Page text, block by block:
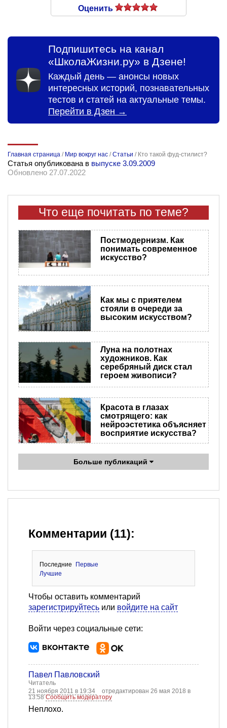
Оценить
Подпишитесь на канал
«ШколаЖизни.ру» в Дзене!
Каждый день — анонсы новых
интересных историй, познавательных
тестов и статей на актуальные темы.
Перейти в Дзен →
Главная страница / Мир вокруг нас /Статьи / Кто такой фуд-стилист?
Статья опубликована в выпуске 3.09.2009
Обновлено 27.07.2022
Что еще почитать по теме?
Постмодернизм. Как
понимать современное
искусство?
Как мы с приятелем
стояли в очереди за
высоким искусством?
Луна на полотнах
художников. Как
серебряный диск стал
героем живописи?
Красота в глазах
смотрящего: как
нейроэстетика объясняет
восприятие искусства?
Больше публикаций
Комментарии (11):
Последние
Первые
Лучшие
Чтобы оставить комментарий
зарегистрируйтесь или войдите на сайт
Войти через социальные сети:
Павел Павловский
Читатель
21 ноября 2011 в 19:34
отредактирован 26 мая 2018 в
13:58Сообщить модератору
Неплохо.